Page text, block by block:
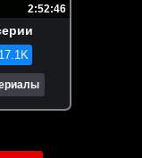
2:52:46
17.1K